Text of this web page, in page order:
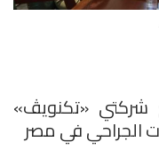
شركتي «تكنويڤ»
الجراحي في مصر